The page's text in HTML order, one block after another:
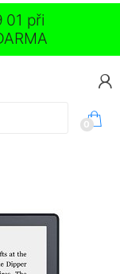
01 při
0